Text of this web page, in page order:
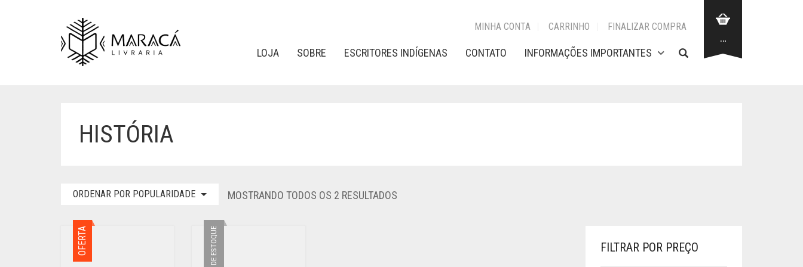
MINHA CONTA CARRINHO FINALIZAR COMPRA
LOJA SOBRE ESCRITORES INDÍGENAS CONTATO INFORMAÇÕES IMPORTANTES
…
HISTÓRIA
ORDENAR POR POPULARIDADE MOSTRANDO TODOS OS 2 RESULTADOS
OFERTA FORA DE ESTOQUE FILTRAR POR PREÇO